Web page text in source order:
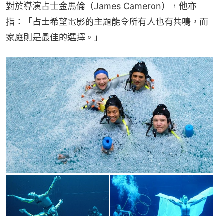
對於導演占士金馬倫（James Cameron），他亦
指：「占士希望電影的主題能令所有人也有共鳴，而
家庭則是最佳的選擇。」